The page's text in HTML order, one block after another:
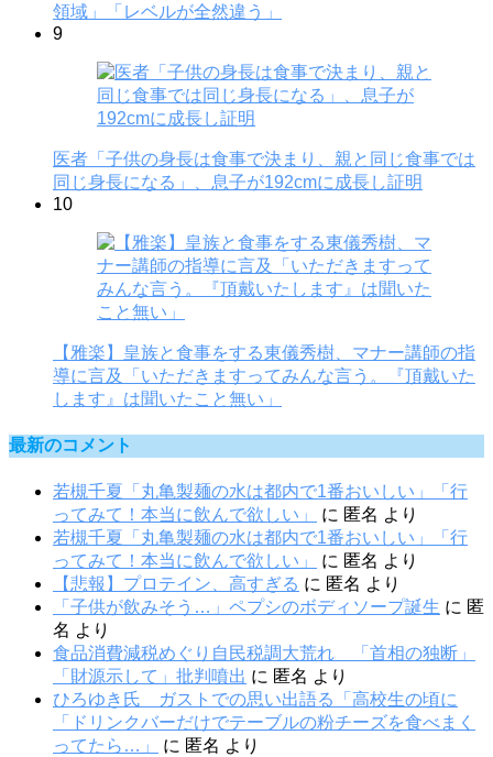
領域」「レベルが全然違う」
9
医者「子供の身長は食事で決まり、親と同じ食事では
同じ身長になる」、息子が192cmに成長し証明
10
【雅楽】皇族と食事をする東儀秀樹、マナー講師の指
導に言及「いただきますってみんな言う。『頂戴いた
します』は聞いたこと無い」
最新のコメント
若槻千夏「丸亀製麺の水は都内で1番おいしい」「行
ってみて！本当に飲んで欲しい」
に 匿名 より
若槻千夏「丸亀製麺の水は都内で1番おいしい」「行
ってみて！本当に飲んで欲しい」
に 匿名 より
【悲報】プロテイン、高すぎる に 匿名 より
「子供が飲みそう…」ペプシのボディソープ誕生 に 匿
名 より
食品消費減税めぐり自民税調大荒れ 「首相の独断」
「財源示して」批判噴出 に 匿名 より
ひろゆき氏 ガストでの思い出語る「高校生の頃に
「ドリンクバーだけでテーブルの粉チーズを食べまく
ってたら…」
に 匿名 より